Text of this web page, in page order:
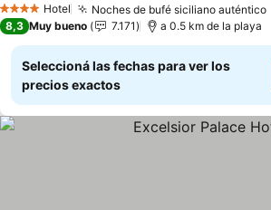
4 EstrellasHotel Noches de bufé siciliano auténtico
8,3 Muy bueno 7.171 a 0.5 km de la playa
Seleccioná las fechas para ver los
precios exactos